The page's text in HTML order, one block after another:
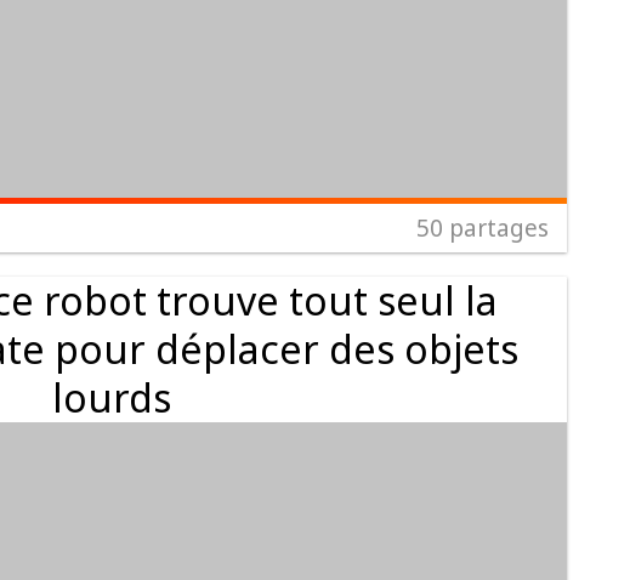
50 partages
robot trouve tout seul la
pour déplacer des objets
lourds